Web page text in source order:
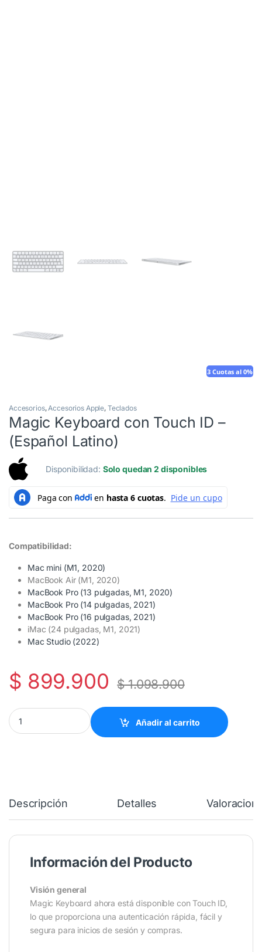
3 Cuotas al 0%
Accesorios,Accesorios Apple, Teclados
Magic Keyboard con Touch ID –
(Español Latino)
Disponibilidad: Solo quedan 2 disponibles
Compatibilidad:
Mac mini (M1, 2020)
MacBook Air (M1, 2020)
MacBook Pro (13 pulgadas, M1, 2020)
MacBook Pro (14 pulgadas, 2021)
MacBook Pro (16 pulgadas, 2021)
iMac (24 pulgadas, M1, 2021)
Mac Studio (2022)
$ 899.900 $1.098.900
Magic Keyboard con Touch ID - (Español Latino) quantity
Añadir al carrito
Descripción Detalles
Información del Producto
Visión general
Magic Keyboard ahora está disponible con Touch ID,
lo que proporciona una autenticación rápida, fácil y
segura para inicios de sesión y compras.